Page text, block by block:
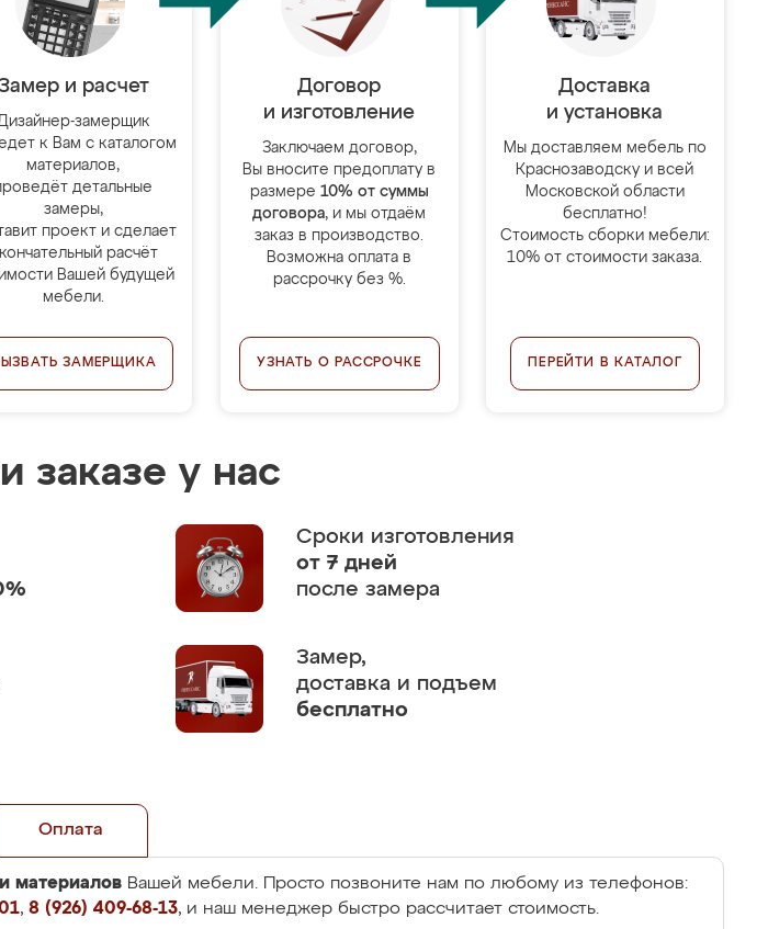
Замер и расчет
замерщик
к Вам с каталогом
материалов,
детальные
замеры,
проект и сделает
расчёт
Вашей будущей
мебели.
ЗАМЕРЩИКА
Договор
и изготовление
Заключаем договор,
Вы вносите предоплату в
размере 10% от суммы
договора, и мы отдаём
заказ в производство.
Возможна оплата в
рассрочку без %.
УЗНАТЬ О РАССРОЧКЕ
Доставка
и установка
Мы доставляем мебель по
Краснозаводску и всей
Московской области
бесплатно!
Стоимость сборки мебели:
10% от стоимости заказа.
ПЕРЕЙТИ В КАТАЛОГ
заказе у нас
Сроки изготовления
от 7 дней
после замера
Замер,
доставка и подъем
бесплатно
Оплата
материалов Вашей мебели. Просто позвоните нам по любому из телефонов:
, 8 (926) 409-68-13, и наш менеджер быстро рассчитает стоимость.